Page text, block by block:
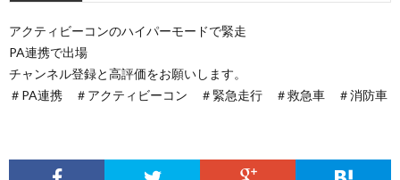
アクティビーコンのハイパーモードで緊走
PA連携で出場
チャンネル登録と高評価をお願いします。
＃PA連携 ＃アクティビーコン ＃緊急走行 ＃救急車 ＃消防車